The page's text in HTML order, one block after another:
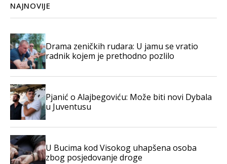
NAJNOVIJE
Drama zeničkih rudara: U jamu se vratio
radnik kojem je prethodno pozlilo
Pjanić o Alajbegoviću: Može biti novi Dybala
u Juventusu
U Bucima kod Visokog uhapšena osoba
zbog posjedovanje droge